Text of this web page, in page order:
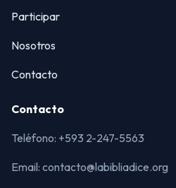
Participar
Nosotros
Contacto
Contacto
Teléfono: +593 2-247-5563
Email: contacto@labibliadice.org